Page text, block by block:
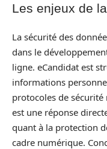
Les enjeux de
La sécurité des
dans le
ligne. eCandidat est
informations
protocoles de sécurité
est une réponse
quant à la protection
cadre numérique.